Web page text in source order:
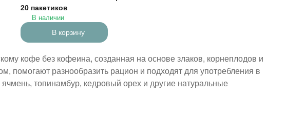
20 пакетиков
В наличии
В корзину
кофе без кофеина, созданная на основе злаков, корнеплодов и
помогают разнообразить рацион и подходят для употребления в
топинамбур, кедровый орех и другие натуральные